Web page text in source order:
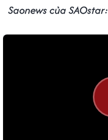
Saonews của SAOstar: